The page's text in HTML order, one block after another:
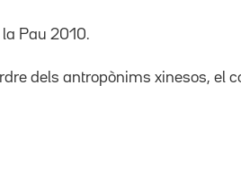
la Pau 2010.
dels antropònims xinesos, el